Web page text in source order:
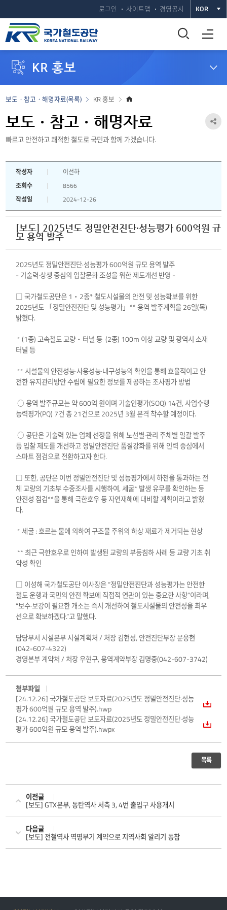
로그인 사이트맵 경영공시 KOR
통
합
기
전체메뉴 열기
KR 홍보
로
KR 홍보
보도ㆍ참고ㆍ해명자료(목록)
보도ㆍ참고ㆍ해명자료
빠르고 안전하고 쾌적한 철도로 국민과 함께 가겠습니다.
공
작성자
이선하
조회수
8566
작성일
2024-12-26
[보도] 2025년도 정밀안전진단·성능평가 600억원 규
모 용역 발주
2025년도 정밀안전진단·성능평가 600억원 규모 용역 발주
- 기술력·상생 중심의 입찰문화 조성을 위한 제도개선 반영 -
□ 국가철도공단은 1‧2종* 철도시설물의 안전 및 성능확보를 위한
2025년도 「정밀안전진단 및 성능평가」** 용역 발주계획을 26일(목)
밝혔다.
* (1종) 고속철도 교량‧터널 등 (2종) 100m 이상 교량 및 광역시 소재
터널 등
** 시설물의 안전성능·사용성능·내구성능의 확인을 통해 효율적이고 안
전한 유지관리방안 수립에 필요한 정보를 제공하는 조사평가 방법
○ 용역 발주규모는 약 600억 원이며 기술인평가(SOQ) 14건, 사업수행
능력평가(PQ) 7건 총 21건으로 2025년 3월 본격 착수할 예정이다.
○ 공단은 기술력 있는 업체 선정을 위해 노선별·관리 주체별 일괄 발주
등 입찰 제도를 개선하고 정밀안전진단 품질강화를 위해 인력 중심에서
스마트 점검으로 전환하고자 한다.
□ 또한, 공단은 이번 정밀안전진단 및 성능평가에서 하천을 통과하는 전
체 교량의 기초부 수중조사를 시행하여, 세굴* 발생 유무를 확인하는 등
안전성 점검**을 통해 극한호우 등 자연재해에 대비할 계획이라고 밝혔
다.
* 세굴 : 흐르는 물에 의하여 구조물 주위의 하상 재료가 제거되는 현상
** 최근 극한호우로 인하여 발생된 교량의 부등침하 사례 등 교량 기초 취
약성 확인
□ 이성해 국가철도공단 이사장은 “정밀안전진단과 성능평가는 안전한
철도 운행과 국민의 안전 확보에 직접적 연관이 있는 중요한 사항”이라며,
“보수·보강이 필요한 개소는 즉시 개선하여 철도시설물의 안전성을 최우
선으로 확보하겠다.”고 말했다.
담당부서 시설본부 시설계획처 / 처장 김현성, 안전진단부장 문웅현
(042-607-4322)
경영본부 계약처 / 처장 우현구, 용역계약부장 김명중(042-607-3742)
첨부파일
[24.12.26] 국가철도공단 보도자료(2025년도 정밀안전진단·성능
평가 600억원 규모 용역 발주).hwp
[24.12.26] 국가철도공단 보도자료(2025년도 정밀안전진단·성능
평가 600억원 규모 용역 발주).hwpx
목록
이전글
[보도] GTX본부, 동탄역사 서측 3, 4번 출입구 사용개시
다음글
[보도] 전철역사 역명부기 계약으로 지역사회 알리기 동참